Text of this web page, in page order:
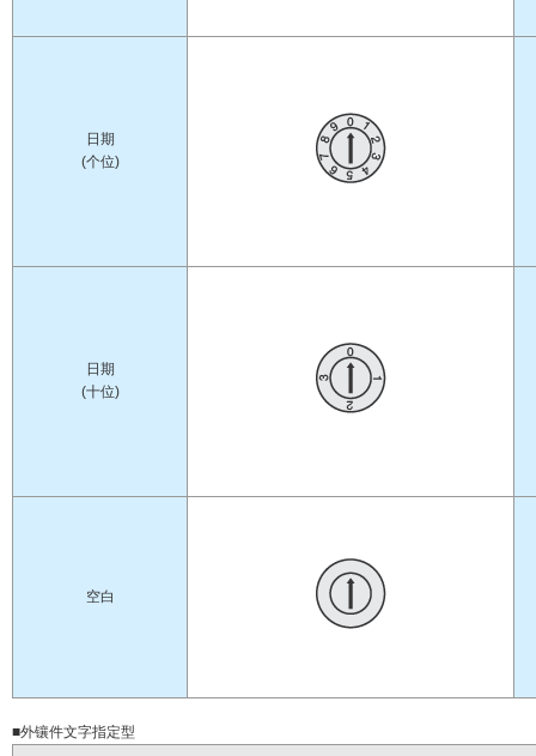
日期
(个位)
日期
(十位)
空白
■外镶件文字指定型